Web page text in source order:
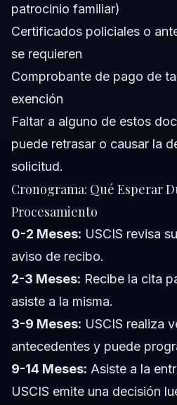
patrocinio familiar)
Certificados policiales o
se requieren
Comprobante de pago de
exención
Faltar a alguno de estos
puede retrasar o causar la
solicitud.
Cronograma: Qué Esperar
Procesamiento
0-2 Meses: USCIS revisa
aviso de recibo.
2-3 Meses: Recibe la cita
asiste a la misma.
3-9 Meses: USCIS realiza
antecedentes y puede
9-14 Meses: Asiste a la
USCIS emite una decisión